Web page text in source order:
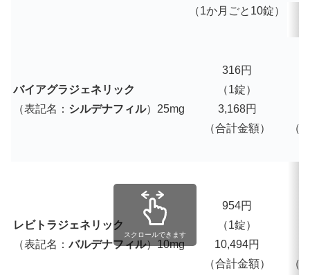
（1か月ごと10錠）
バイアグラジェネリック
（表記名： シルデナフィル）25mg
316円
（1錠）
3,168円
（合計金額）
（
レビトラジェネリック
（表記名：バルデナフィル）10mg
954円
（1錠）
10,494円
（合計金額）
（
スクロールできます